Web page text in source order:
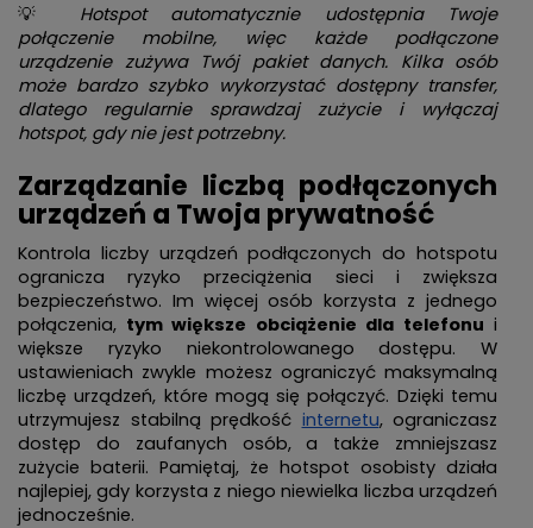
💡 Hotspot automatycznie udostępnia Twoje
połączenie mobilne, więc każde podłączone
urządzenie zużywa Twój pakiet danych. Kilka osób
może bardzo szybko wykorzystać dostępny transfer,
dlatego regularnie sprawdzaj zużycie i wyłączaj
hotspot, gdy nie jest potrzebny.
Zarządzanie liczbą podłączonych
urządzeń a Twoja prywatność
Kontrola liczby urządzeń podłączonych do hotspotu
ogranicza ryzyko przeciążenia sieci i zwiększa
bezpieczeństwo. Im więcej osób korzysta z jednego
połączenia, tym większe obciążenie dla telefonu i
większe ryzyko niekontrolowanego dostępu. W
ustawieniach zwykle możesz ograniczyć maksymalną
liczbę urządzeń, które mogą się połączyć. Dzięki temu
utrzymujesz stabilną prędkość internetu, ograniczasz
dostęp do zaufanych osób, a także zmniejszasz
zużycie baterii. Pamiętaj, że hotspot osobisty działa
najlepiej, gdy korzysta z niego niewielka liczba urządzeń
jednocześnie.